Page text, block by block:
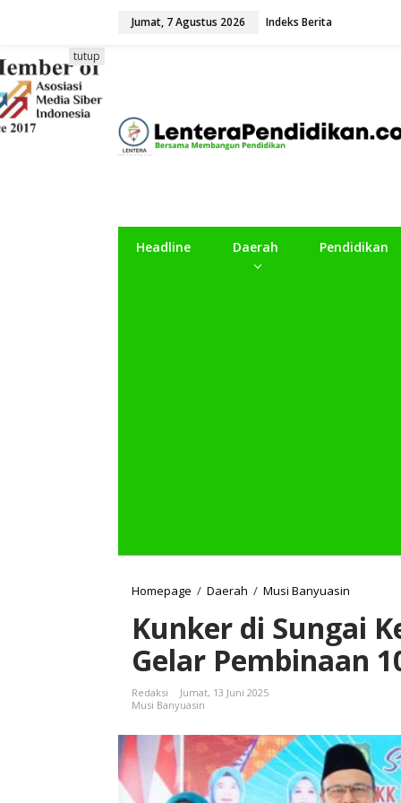
a
t
i
k
e
k
Jumat, 7 Agustus 2026 Indeks Berita
Headline Daerah Pendidikan
tutup
Homepage / Daerah / Musi Banyuasin
n
k
e
r
u
n
g
a
Kunker di Sungai
Gelar Pembinaan
Redaksi
Jumat, 13 Juni 2025
Musi Banyuasin